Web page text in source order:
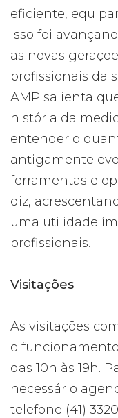
eficiente,
isso foi
as novas
profissionais da
AMP salienta
história da
entender o
antigamente
ferramentas e
diz,
uma utilidade
profissionais.
Visitações
As visitações
o
das 10h às 19h.
necessário
telefone (41)